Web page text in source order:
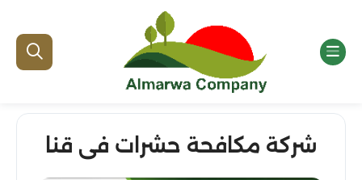
شركة مكافحة حشرات فى قنا